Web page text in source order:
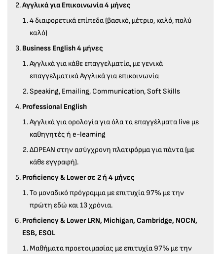
Αγγλικά για Επικοινωνία 4 μήνες
4 διαφορετικά επίπεδα (βασικό, μέτριο, καλό, πολύ
καλό)
Business English 4 μήνες
Αγγλικά για κάθε επαγγελματία, με γενικά
επαγγελματικά Αγγλικά για επικοινωνία
Speaking, Emailing, Communication, Soft Skills
Professional English
Αγγλικά για ορολογία για όλα τα επαγγέλματα live με
καθηγητές ή e-learning
ΔΩΡΕΑΝ στην ασύγχρονη πλατφόρμα για πάντα (με
κάθε εγγραφή).
Proficiency & Lower σε 2 ή 4 μήνες
To μοναδικό πρόγραμμα με επιτυχία 97% με την
πρώτη εδώ και 13 χρόνια.
Proficiency & Lower LRN, Michigan, Cambridge, NOCN,
ESB, ESOL
Μαθήματα προετοιμασίας με επιτυχία 97% με την